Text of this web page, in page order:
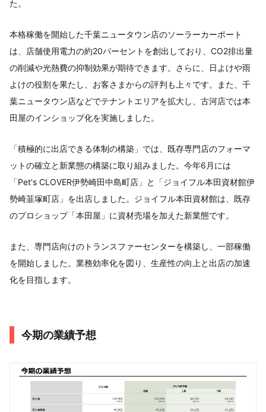
た。
本格稼働を開始した千葉ニュータウン店のソーラーカーポート
は、店舗使用電力の約20パーセントを創出しており、CO2排出量
の削減や光熱費の抑制効果が期待できます。さらに、日よけや雨
よけの役割を果たし、お客さまからの評判も上々です。また、千
葉ニュータウン店などでテナントエリアを拡大し、古河店では本
田屋のインショップ化を実施しました。
「積極的に出店できる体制の構築」では、既存専門店のフォーマ
ットの確立と新業態の構築に取り組みました。今年6月には
「Pet's CLOVER伊勢崎田中島町店」と「ジョイフル本田資材館伊
勢崎韮塚町店」を出店しました。ジョイフル本田資材館は、既存
のプロショップ「本田屋」に資材売場を加えた新業態です。
また、専門店向けのトランスファーセンターを構築し、一部稼働
を開始しました。業務効率化を図り、生産性の向上と出店の加速
化を目指します。
今期の業績予想